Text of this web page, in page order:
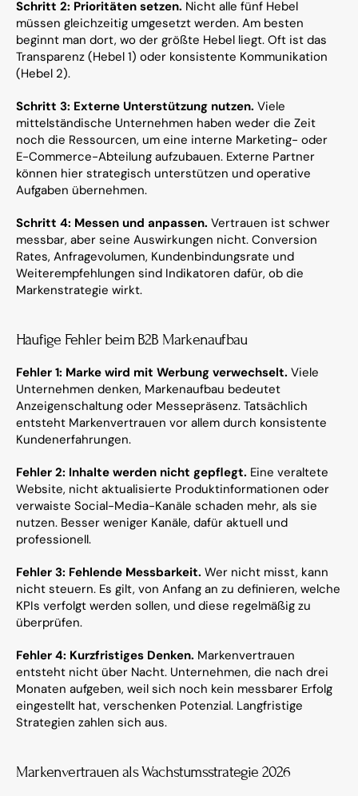
Schritt 2: Prioritäten setzen. Nicht alle fünf Hebel
müssen gleichzeitig umgesetzt werden. Am besten
beginnt man dort, wo der größte Hebel liegt. Oft ist das
Transparenz (Hebel 1) oder konsistente Kommunikation
(Hebel 2).
Schritt 3: Externe Unterstützung nutzen. Viele
mittelständische Unternehmen haben weder die Zeit
noch die Ressourcen, um eine interne Marketing- oder
E-Commerce-Abteilung aufzubauen. Externe Partner
können hier strategisch unterstützen und operative
Aufgaben übernehmen.
Schritt 4: Messen und anpassen. Vertrauen ist schwer
messbar, aber seine Auswirkungen nicht. Conversion
Rates, Anfragevolumen, Kundenbindungsrate und
Weiterempfehlungen sind Indikatoren dafür, ob die
Markenstrategie wirkt.
Häufige Fehler beim B2B Markenaufbau
Fehler 1: Marke wird mit Werbung verwechselt. Viele
Unternehmen denken, Markenaufbau bedeutet
Anzeigenschaltung oder Messepräsenz. Tatsächlich
entsteht Markenvertrauen vor allem durch konsistente
Kundenerfahrungen.
Fehler 2: Inhalte werden nicht gepflegt. Eine veraltete
Website, nicht aktualisierte Produktinformationen oder
verwaiste Social-Media-Kanäle schaden mehr, als sie
nutzen. Besser weniger Kanäle, dafür aktuell und
professionell.
Fehler 3: Fehlende Messbarkeit. Wer nicht misst, kann
nicht steuern. Es gilt, von Anfang an zu definieren, welche
KPIs verfolgt werden sollen, und diese regelmäßig zu
überprüfen.
Fehler 4: Kurzfristiges Denken. Markenvertrauen
entsteht nicht über Nacht. Unternehmen, die nach drei
Monaten aufgeben, weil sich noch kein messbarer Erfolg
eingestellt hat, verschenken Potenzial. Langfristige
Strategien zahlen sich aus.
Markenvertrauen als Wachstumsstrategie 2026